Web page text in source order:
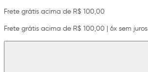
Frete grátis acima de R$ 100,00
Frete grátis acima de R$ 100,00 | 6x sem juros